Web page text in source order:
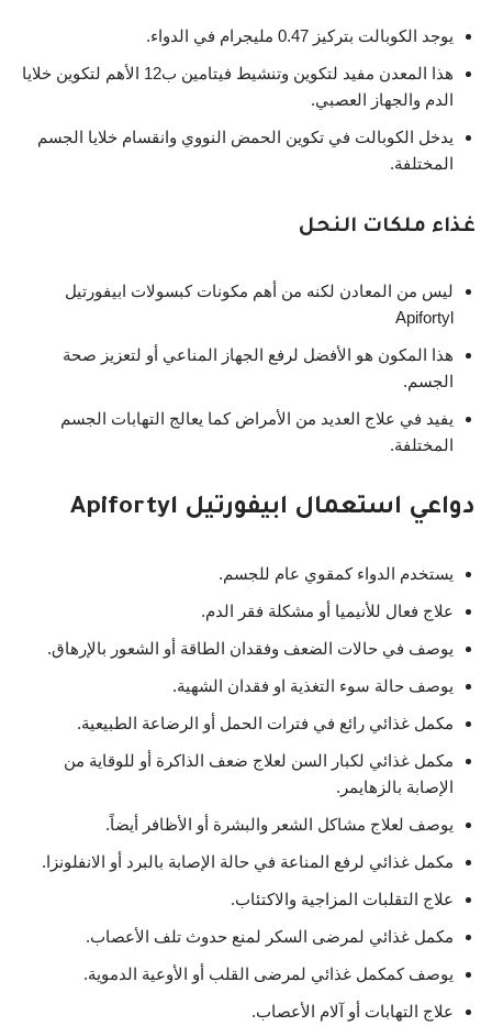
يوجد الكوبالت بتركيز 0.47 مليجرام في الدواء.
هذا المعدن مفيد لتكوين وتنشيط فيتامين ب12 الأهم لتكوين خلايا
الدم والجهاز العصبي.
يدخل الكوبالت في تكوين الحمض النووي وانقسام خلايا الجسم
المختلفة.
غذاء ملكات النحل
ليس من المعادن لكنه من أهم مكونات كبسولات ابيفورتيل
Apifortyl
هذا المكون هو الأفضل لرفع الجهاز المناعي أو لتعزيز صحة
الجسم.
يفيد في علاج العديد من الأمراض كما يعالج التهابات الجسم
المختلفة.
دواعي استعمال ابيفورتيل Apifortyl
يستخدم الدواء كمقوي عام للجسم.
علاج فعال للأنيميا أو مشكلة فقر الدم.
يوصف في حالات الضعف وفقدان الطاقة أو الشعور بالإرهاق.
يوصف حالة سوء التغذية او فقدان الشهية.
مكمل غذائي رائع في فترات الحمل أو الرضاعة الطبيعية.
مكمل غذائي لكبار السن لعلاج ضعف الذاكرة أو للوقاية من
الإصابة بالزهايمر.
يوصف لعلاج مشاكل الشعر والبشرة أو الأظافر أيضاً.
مكمل غذائي لرفع المناعة في حالة الإصابة بالبرد أو الانفلونزا.
علاج التقلبات المزاجية والاكتئاب.
مكمل غذائي لمرضى السكر لمنع حدوث تلف الأعصاب.
يوصف كمكمل غذائي لمرضى القلب أو الأوعية الدموية.
علاج التهابات أو آلام الأعصاب.